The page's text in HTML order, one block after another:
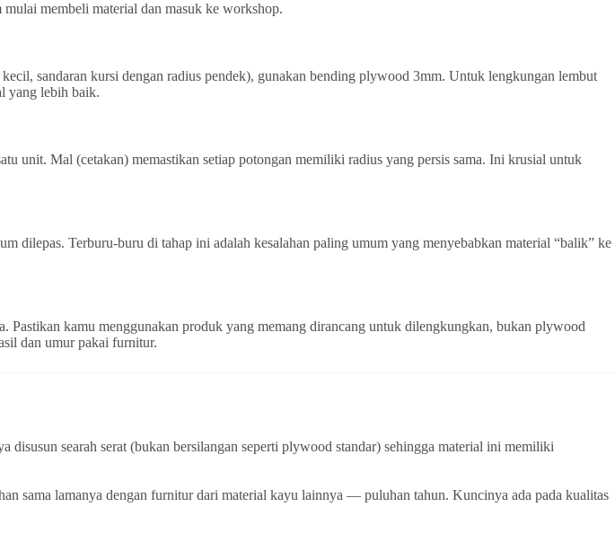
membeli material dan masuk ke workshop.
sandaran kursi dengan radius pendek), gunakan bending plywood 3mm. Untuk lengkungan lembut
yang lebih baik.
unit. Mal (cetakan) memastikan setiap potongan memiliki radius yang persis sama. Ini krusial untuk
dilepas. Terburu-buru di tahap ini adalah kesalahan paling umum yang menyebabkan material “balik” ke
kamu menggunakan produk yang memang dirancang untuk dilengkungkan, bukan plywood
dan umur pakai furnitur.
searah serat (bukan bersilangan seperti plywood standar) sehingga material ini memiliki
sama lamanya dengan furnitur dari material kayu lainnya — puluhan tahun. Kuncinya ada pada kualitas